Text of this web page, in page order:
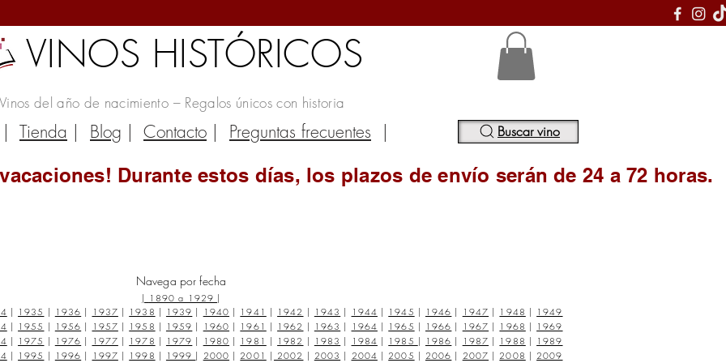
VINOS HISTÓRICOS
Vinos del año de nacimiento – Regalos únicos con historia
| Tienda | Blog | Contacto | Preguntas frecuentes | Buscar vino
Durante estos días, los plazos de envío serán de 24 a 72 horas.
Navega por fecha
| 1890 a 1929 |
| 1935 | 1936 | 1937 | 1938 | 1939 | 1940 | 1941 | 1942 | 1943 | 1944 | 1945 | 1946 | 1947 | 1948 | 1949
| 1955 | 1956 | 1957 | 1958 | 1959 | 1960 | 1961 | 1962 | 1963 | 1964 | 1965 | 1966 | 1967 | 1968 | 1969
| 1975 | 1976 | 1977 | 1978 | 1979 | 1980 | 1981 | 1982 | 1983 | 1984 | 1985 | 1986 | 1987 | 1988 | 1989
| 1995 | 1996 | 1997 | 1998 | 1999 | 2000 | 2001 | 2002 | 2003 | 2004 | 2005 | 2006 | 2007 | 2008 | 2009